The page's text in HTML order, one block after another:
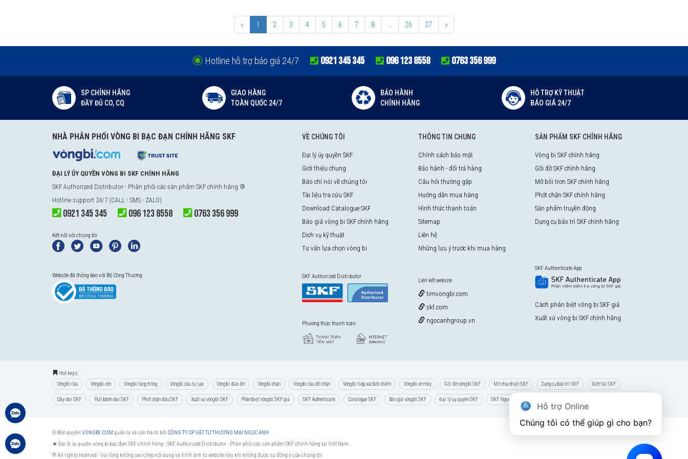
Bảng giá vòng bi bạc đạn SKF chính hãng 2024
Vòng bi 6302
Vòng bi 6303
Vòng bi 6306
Vòng bi 6308 Liên hệ
Vòng bi 6309 Liên hệ
Vòng bi 6310
« 1 2 3 4 5 6 7 8 26 27 »
Hotline hỗ trợ báo giá 24/7 0921 345 345 096 123 8558 0763 356 999
SP CHÍNH HÃNG
ĐẦY ĐỦ CO, CQ
GIAO HÀNG
TOÀN QUỐC 24/7
BẢO HÀNH
CHÍNH HÃNG
HỖ TRỢ KỸ THUẬT
BÁO GIÁ 24/7
NHÀ PHÂN PHỐI VÒNG BI BẠC ĐẠN CHÍNH HÃNG SKF
ĐẠI LÝ ỦY QUYỀN VÒNG BI SKF CHÍNH HÃNG
SKF Authorized Distributor - Phân phối các sản phẩm SKF chính hãng ®
Hotline support 24/7 (CALL - SMS - ZALO)
0921 345 345 096 123 8558 0763 356 999
Kết nối với chúng tôi
Website đã thông báo với Bộ Công Thương
VỀ CHÚNG TÔI
Đại lý ủy quyền SKF
Giới thiệu chung
Báo chí nói về chúng tôi
Tài liệu tra cứu SKF
Download Catalogue SKF
Báo giá vòng bi SKF chính hãng
Dịch vụ kỹ thuật
Tư vấn lựa chọn vòng bi
SKF Authorized Distributor
Phương thức thanh toán
THÔNG TIN CHUNG
Chính sách bảo mật
Bảo hành - đổi trả hàng
Câu hỏi thường gặp
Hướng dẫn mua hàng
Hình thức thanh toán
Sitemap
Liên hệ
Những lưu ý trước khi mua hàng
Liên kết website
timvongbi.com
skf.com
ngocanhgroup.vn
SẢN PHẨM SKF CHÍNH HÃNG
Vòng bi SKF chính hãng
Gối đỡ SKF chính hãng
Mỡ bôi trơn SKF chính hãng
Phớt chặn SKF chính hãng
Sản phẩm truyền động
Dụng cụ bảo trì SKF chính hãng
SKF Authenticate App
Cách phân biệt vòng bi SKF giả
Xuất xứ vòng bi SKF chính hãng
Hot keys:
Vòng bi cầu Vòng bi côn Vòng bi tang trống Vòng bi cầu tự lựa Vòng bi đũa đỡ Vòng bi chặn Vòng bi cầu đỡ chặn Vòng bi tiếp xúc bốn điểm Vòng bi xe máy Gối đỡ vòng bi SKF Mỡ chịu nhiệt SKF Dụng cụ bảo trì SKF Xích tải SKF
Dây đai SKF Puli bánh đai SKF Phớt chặn dầu SKF Xuất xứ vòng bi SKF Phân biệt vòng bi SKF giả SKF Authenticate Catalogue SKF Báo giá vòng bi SKF Đại lý ủy quyền SKF SKF Ngọc Anh
© Bản quyền VONGBI.COM quản lý và vận hành bởi CÔNG TY CP VẬT TƯ THƯƠNG MẠI NGỌC ANH
★ Đại lý ủy quyền vòng bi bạc đạn SKF chính hãng -SKF Authorized Distributor- Phân phối các sản phẩm SKF chính hãng tại Việt Nam.
® All rights reserved - Vui lòng không sao chép nội dung và hình ảnh từ website này khi không được sự đồng ý của chúng tôi.
Hỗ trợ Online
Chúng tôi có thể giúp gì cho bạn?